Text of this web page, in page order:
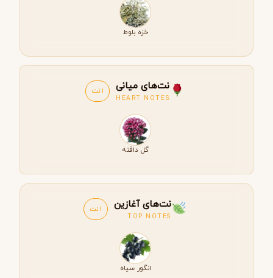
خزه بلوط
نت‌های میانی
HEART NOTES
1 نت
گل دافنه
نت‌های آغازین
TOP NOTES
1 نت
انگور سیاه